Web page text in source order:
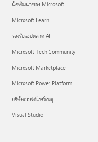
นักพัฒนาของ Microsoft
Microsoft Learn
รองรับแอปตลาด AI
Microsoft Tech Community
Microsoft Marketplace
Microsoft Power Platform
บริษัทซอฟต์แวร์ต่างๆ
Visual Studio